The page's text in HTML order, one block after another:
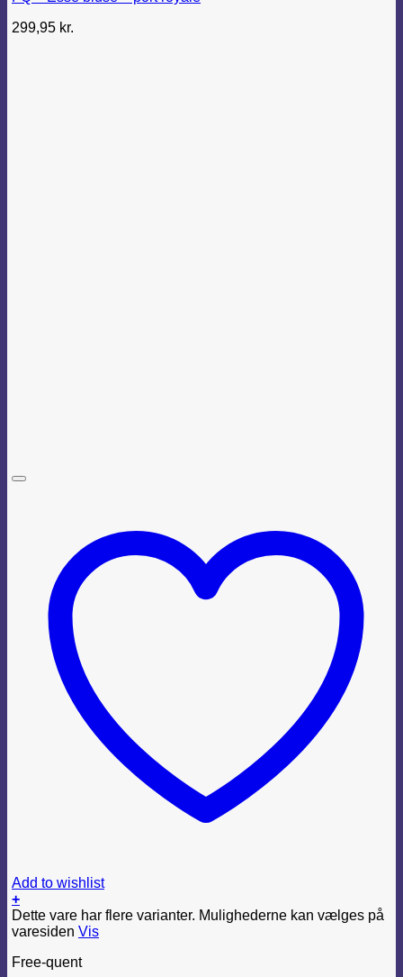
299,95 kr.
Add to wishlist
+
Dette vare har flere varianter. Mulighederne kan vælges på
varesiden Vis
Free-quent